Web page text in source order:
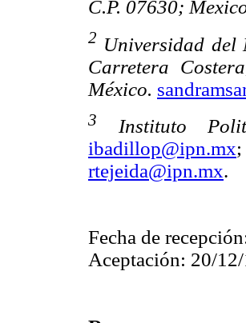
C.P. 07630;
2 Universidad del
Carretera
México.
3
Instituto
ibadillop@ipn.mx
rtejeida@ipn.mx.
Fecha de
Aceptación: 20/